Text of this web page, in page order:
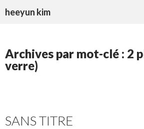
heeyun kim
Archives par mot-clé : 2
verre)
SANS TITRE